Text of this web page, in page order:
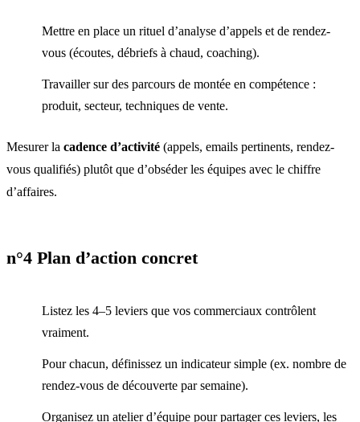
Mettre en place un rituel d’analyse d’appels et de rendez-
vous (écoutes, débriefs à chaud, coaching).
Travailler sur des parcours de montée en compétence :
produit, secteur, techniques de vente.
Mesurer la cadence d’activité (appels, emails pertinents, rendez-
vous qualifiés) plutôt que d’obséder les équipes avec le chiffre
d’affaires.
n°4 Plan d’action concret
Listez les 4–5 leviers que vos commerciaux contrôlent
vraiment.
Pour chacun, définissez un indicateur simple (ex. nombre de
rendez-vous de découverte par semaine).
Organisez un atelier d’équipe pour partager ces leviers, les